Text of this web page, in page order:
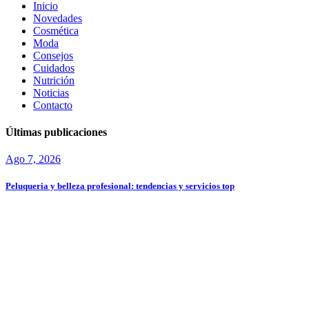
Inicio
Novedades
Cosmética
Moda
Consejos
Cuidados
Nutrición
Noticias
Contacto
Últimas publicaciones
Ago 7, 2026
Peluqueria y belleza profesional: tendencias y servicios top